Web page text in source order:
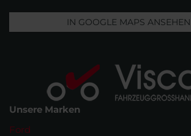
IN GOOGLE MAPS ANSEHEN
Unsere Marken
Ford